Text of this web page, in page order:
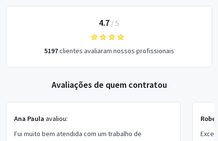
4.7 / 5
5197clientes avaliaram nossos profissionais
Avaliações de quem contratou
Ana Paula avaliou:
Fui muito bem atendida com um trabalho de